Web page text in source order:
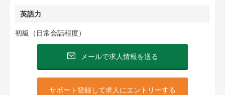
英語力
初級（日常会話程度）
メールで求人情報を送る
サポート登録して求人にエントリーする